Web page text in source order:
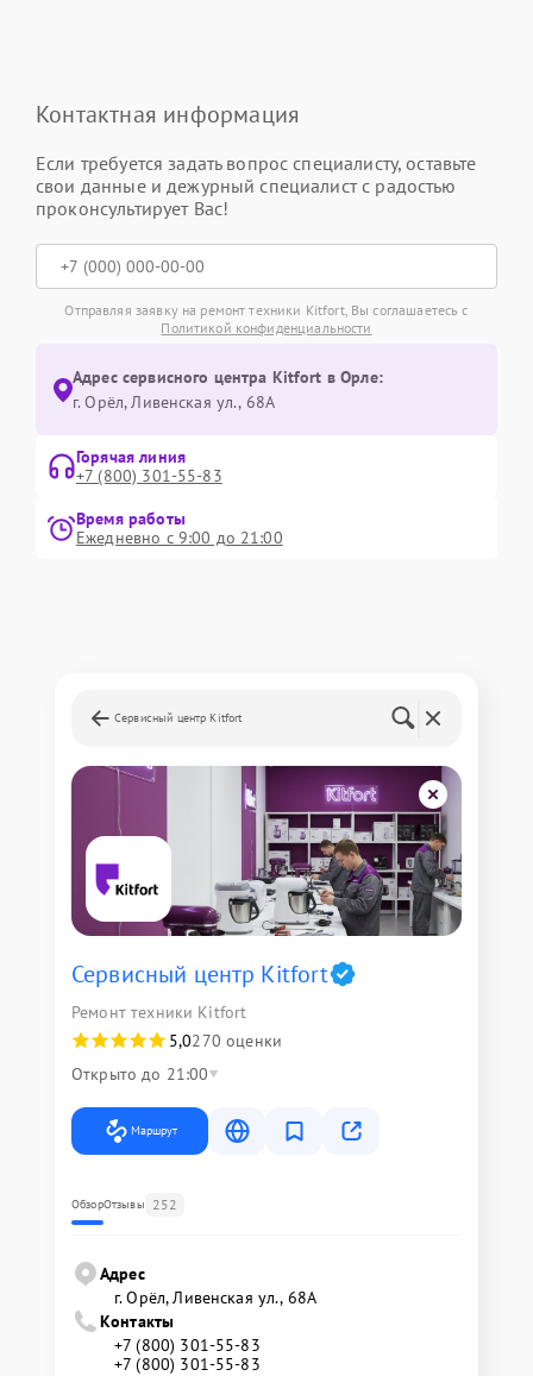
Контактная информация
Если требуется задать вопрос специалисту, оставьте
свои данные и дежурный специалист с радостью
проконсультирует Вас!
Отправляя заявку на ремонт техники Kitfort, Вы соглашаетесь с
Политикой конфиденциальности
Адрес сервисного центра Kitfort в Орле:
г. Орёл, Ливенская ул., 68А
Горячая линия
+7 (800) 301-55-83
Время работы
Ежедневно с 9:00 до 21:00
Сервисный центр Kitfort
Сервисный центр Kitfort
Ремонт техники Kitfort
5,0270 оценки
Открыто до 21:00
Маршрут
ОбзорОтзывы 252
Адрес
г. Орёл, Ливенская ул., 68А
Контакты
+7 (800) 301-55-83
+7 (800) 301-55-83